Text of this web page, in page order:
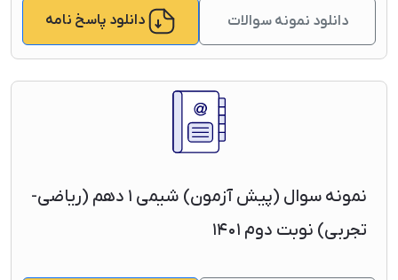
دانلود نمونه سوالات
نمونه سوال (پیش آزمون) شیمی ۱ دهم (ریاضی-
تجربی) نوبت دوم ۱۴۰۱